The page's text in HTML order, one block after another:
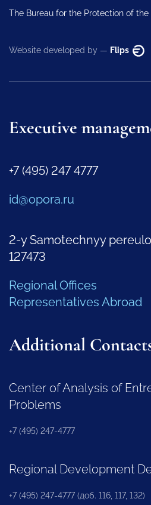
The Bureau for the Protection of
Website developed by — Flips
Executive
+7 (495) 247 4777
id@opora.ru
2-y Samotechnyy
127473
Regional Offices
Representatives Abroad
Additional
Center of Analysis of
Problems
+7 (495) 247-4777
Regional Development
+7 (495) 247-4777 (доб. 116, 117, 132)